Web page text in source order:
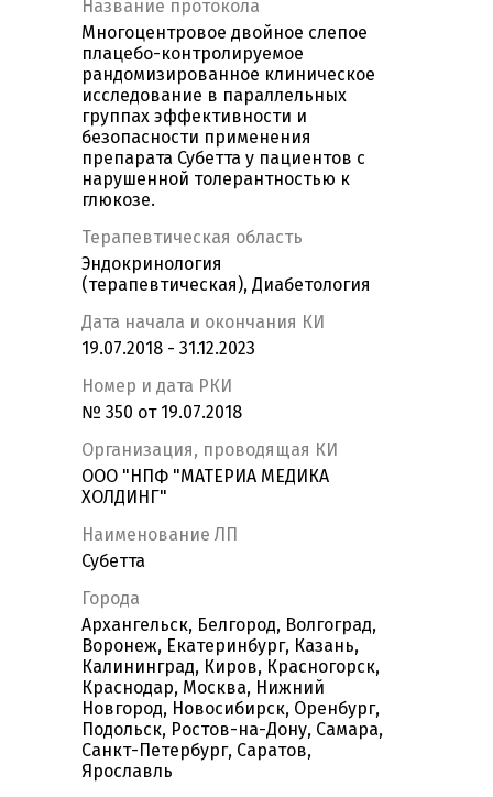
Название протокола
Многоцентровое двойное слепое
плацебо-контролируемое
рандомизированное клиническое
исследование в параллельных
группах эффективности и
безопасности применения
препарата Субетта у пациентов с
нарушенной толерантностью к
глюкозе.
Терапевтическая область
Эндокринология
(терапевтическая), Диабетология
Дата начала и окончания КИ
19.07.2018 - 31.12.2023
Номер и дата РКИ
№ 350 от 19.07.2018
Организация, проводящая КИ
ООО "НПФ "МАТЕРИА МЕДИКА
ХОЛДИНГ"
Наименование ЛП
Субетта
Города
Архангельск, Белгород, Волгоград,
Воронеж, Екатеринбург, Казань,
Калининград, Киров, Красногорск,
Краснодар, Москва, Нижний
Новгород, Новосибирск, Оренбург,
Подольск, Ростов-на-Дону, Самара,
Санкт-Петербург, Саратов,
Ярославль